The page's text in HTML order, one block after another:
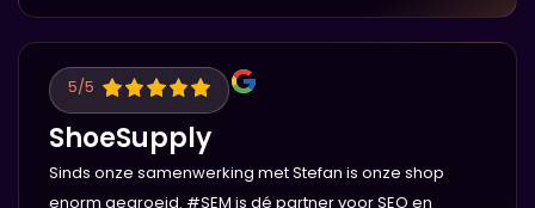
5/5
ShoeSupply
Sinds onze samenwerking met Stefan is onze shop
enorm gegroeid. #SEM is dé partner voor SEO en